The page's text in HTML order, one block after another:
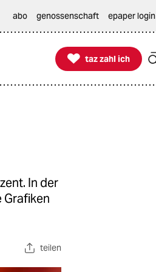
abo genossenschaft epaper login

taz zahl ich
taz zahl ich
In der
Grafiken
teilen